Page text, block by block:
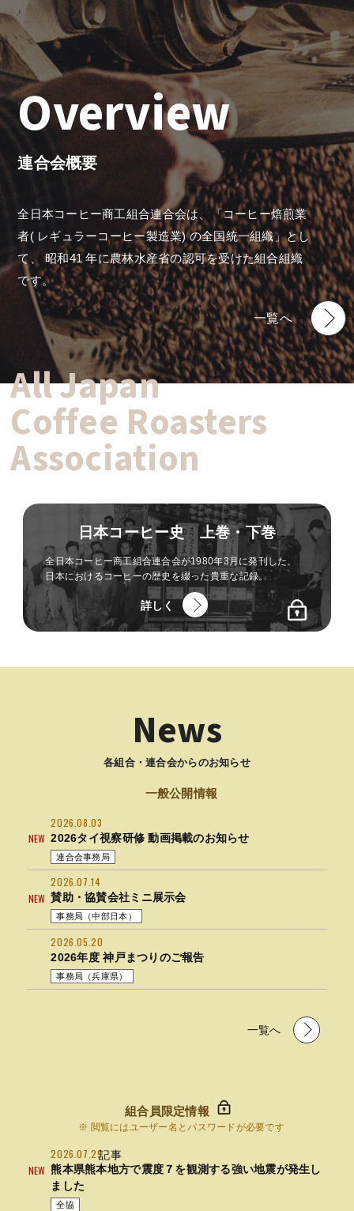
Overview
連合会概要
全日本コーヒー商工組合連合会は、「コーヒー焙煎業
者( レギュラーコーヒー製造業) の全国統一組織」とし
て、 昭和41 年に農林水産省の認可を受けた組合組織
です。
一覧へ
All Japan
Coffee Roasters
Association
日本コーヒー史 上巻・下巻
全日本コーヒー商工組合連合会が1980年3月に発刊した、
日本におけるコーヒーの歴史を綴った貴重な記録。
詳しく
News
各組合・連合会からのお知らせ
一般公開情報
NEW
2026.08.03
2026タイ視察研修 動画掲載のお知らせ
連合会事務局
NEW
2026.07.14
賛助・協賛会社ミニ展示会
事務局（中部日本）
2026.05.20
2026年度 神戸まつりのご報告
事務局（兵庫県）
一覧へ
組合員限定情報
※ 閲覧にはユーザー名とパスワードが必要です
NEW
2026.07.29記事
熊本県熊本地方で震度７を観測する強い地震が発生し
ました
全協